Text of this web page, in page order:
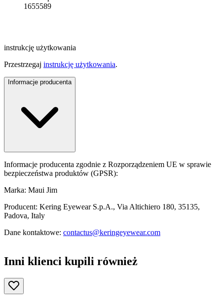
1655589
instrukcję użytkowania
Przestrzegaj instrukcję użytkowania.
Informacje producenta
Informacje producenta zgodnie z Rozporządzeniem UE w sprawie
bezpieczeństwa produktów (GPSR):
Marka: Maui Jim
Producent: Kering Eyewear S.p.A., Via Altichiero 180, 35135,
Padova, Italy
Dane kontaktowe: contactus@keringeyewear.com
Inni klienci kupili również